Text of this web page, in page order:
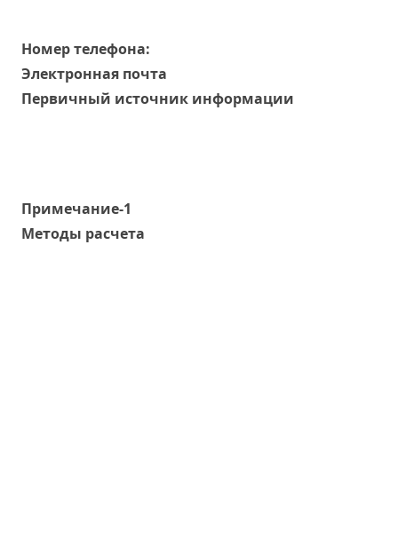
Номер телефона:
Электронная почта
Первичный источник информации
Примечание-1
Методы расчета